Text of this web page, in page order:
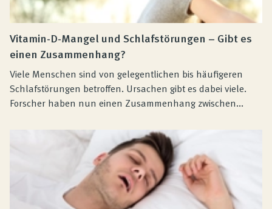
Vitamin-D-Mangel und Schlafstörungen – Gibt es
einen Zusammenhang?
Viele Menschen sind von gelegentlichen bis häufigeren
Schlafstörungen betroffen. Ursachen gibt es dabei viele.
Forscher haben nun einen Zusammenhang zwischen...